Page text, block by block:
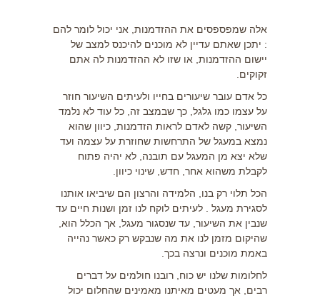
אלה שמפספסים את ההזדמנות, אני יכול לומר להם
: יתכן שאתם עדיין לא מוכנים להיכנס למצב של
יישום ההזדמנות, או שזו לא ההזדמנות לה אתם
זקוקים.
כל אדם עובר שיעורים בחייו ולעיתים השיעור חוזר
על עצמו כמו גלגל, כך שבמצב זה, כל עוד לא נלמד
השיעור, קשה לאדם לראות הזדמנות, כיוון שהוא
נמצא במעגל של התרחשות שחוזרת על עצמה ועד
שלא יצא מן המעגל עם תובנה, לא יהיה פתוח
לקבלת משהוא אחר, חדש, שינוי כיוון.
הכל תלוי רק בנו, הלמידה והרצון הם שיביאו אותנו
לסגירת מעגל . לעיתים לוקח לנו זמן ושנות חיים עד
שנבין את השיעור, עד שנסגור מעגל, אך הכלל הוא,
שהיקום מזמן לנו את מה שנבקש רק כאשר נהייה
באמת מוכנים ונרצה בכך.
לחלומות שלנו יש כוח, רובנו חולמים על דברים
רבים, אך מעטים מאיתנו מאמינים שהחלום יכול